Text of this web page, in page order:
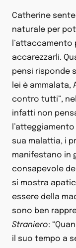
Catherine
naturale per
l’attaccamento
accarezzarli.
pensi risponde
lei è ammalata,
contro tutti”,
infatti non
sua malattia, i
manifestano in
consapevole
si mostra
essere della
sono ben
Straniero:
il suo tempo a